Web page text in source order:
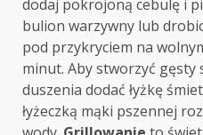
dodaj pokrojoną cebulę i
bulion warzywny lub
pod przykryciem na
minut. Aby stworzyć gęsty
duszenia dodać łyżkę
łyżeczką mąki pszennej